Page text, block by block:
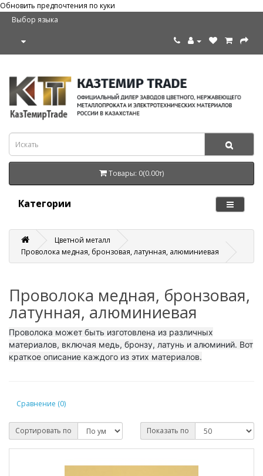
Обновить предпочтения по куки
Выбор языка
Товары: 0(0.00т)
Категории
Цветной металл
Проволока медная, бронзовая, латунная, алюминиевая
Проволока медная, бронзовая,
латунная, алюминиевая
Проволока может быть изготовлена из различных
материалов, включая медь, бронзу, латунь и алюминий. Вот
краткое описание каждого из этих материалов.
Сравнение (0)
Сортировать по Показать по